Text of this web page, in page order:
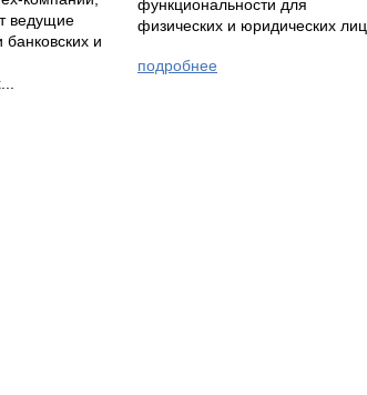
ведущие
банковских и
функциональности для
физических и юридических лиц.
подробнее